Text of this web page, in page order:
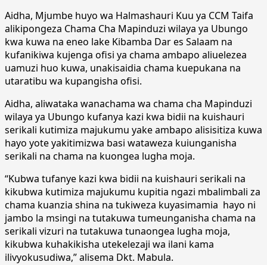
Aidha, Mjumbe huyo wa Halmashauri Kuu ya CCM Taifa
alikipongeza Chama Cha Mapinduzi wilaya ya Ubungo
kwa kuwa na eneo lake Kibamba Dar es Salaam na
kufanikiwa kujenga ofisi ya chama ambapo aliuelezea
uamuzi huo kuwa, unakisaidia chama kuepukana na
utaratibu wa kupangisha ofisi.
Aidha, aliwataka wanachama wa chama cha Mapinduzi
wilaya ya Ubungo kufanya kazi kwa bidii na kuishauri
serikali kutimiza majukumu yake ambapo alisisitiza kuwa
hayo yote yakitimizwa basi wataweza kuiunganisha
serikali na chama na kuongea lugha moja.
“Kubwa tufanye kazi kwa bidii na kuishauri serikali na
kikubwa kutimiza majukumu kupitia ngazi mbalimbali za
chama kuanzia shina na tukiweza kuyasimamia hayo ni
jambo la msingi na tutakuwa tumeunganisha chama na
serikali vizuri na tutakuwa tunaongea lugha moja,
kikubwa kuhakikisha utekelezaji wa ilani kama
ilivyokusudiwa,” alisema Dkt. Mabula.